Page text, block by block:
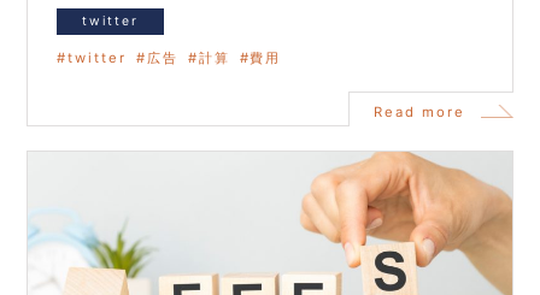
twitter
twitter 広告 計算 費用
Read more